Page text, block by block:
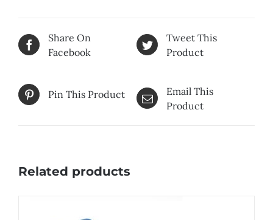
Share On
Facebook
Tweet This
Product
Pin This Product
Email This
Product
Related products